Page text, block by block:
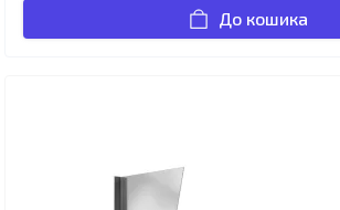
До кошика